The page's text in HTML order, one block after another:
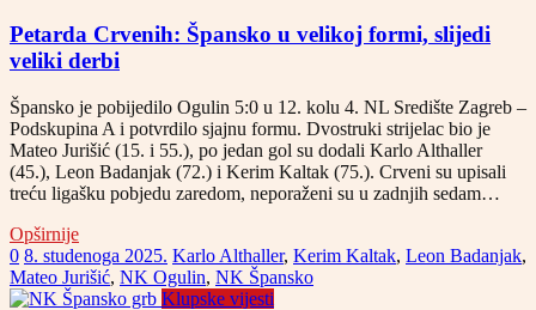
Petarda Crvenih: Špansko u velikoj formi, slijedi
veliki derbi
Špansko je pobijedilo Ogulin 5:0 u 12. kolu 4. NL Središte Zagreb –
Podskupina A i potvrdilo sjajnu formu. Dvostruki strijelac bio je
Mateo Jurišić (15. i 55.), po jedan gol su dodali Karlo Althaller
(45.), Leon Badanjak (72.) i Kerim Kaltak (75.). Crveni su upisali
treću ligašku pobjedu zaredom, neporaženi su u zadnjih sedam…
Opširnije
0 8. studenoga 2025. Karlo Althaller, Kerim Kaltak, Leon Badanjak,
Mateo Jurišić, NK Ogulin, NK Špansko
Klupske vijesti